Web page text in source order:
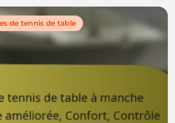
de tennis de table